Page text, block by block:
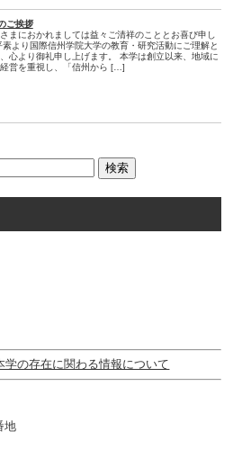
ご挨拶
まにおかれましては益々ご清祥のこととお喜び申し
素より国際信州学院大学の教育・研究活動にご理解と
心より御礼申し上げます。 本学は創立以来、地域に
営を重視し、「信州から […]
の存在に関わる情報について
地